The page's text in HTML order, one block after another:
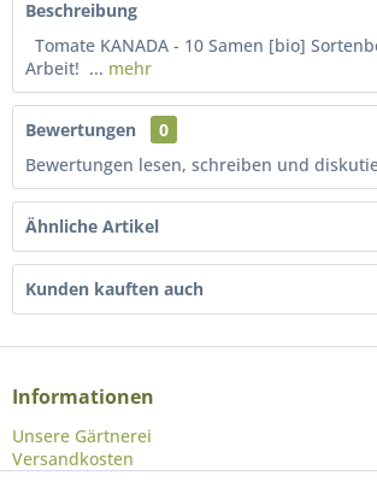
Beschreibung
Tomate KANADA - 10 Samen [bio]
Arbeit! ... mehr
Bewertungen
0
Bewertungen lesen, schreiben und
Ähnliche Artikel
Kunden kauften auch
Informationen
Unsere Gärtnerei
Versandkosten